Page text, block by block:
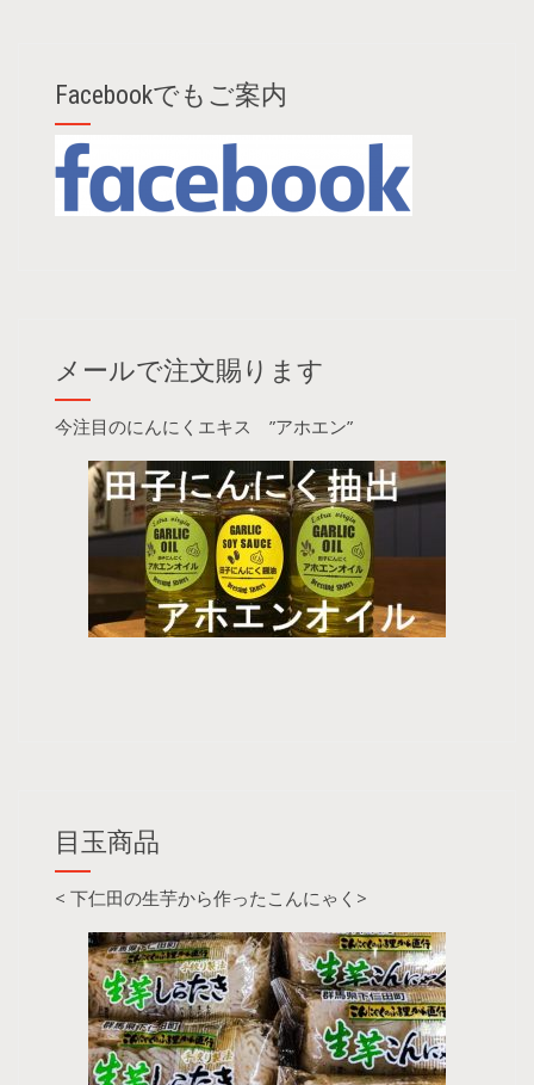
Facebookでもご案内
メールで注文賜ります
今注目のにんにくエキス ”アホエン”
目玉商品
< 下仁田の生芋から作ったこんにゃく>